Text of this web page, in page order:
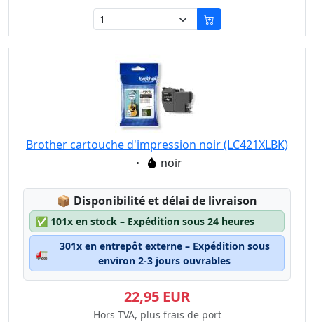
Brother cartouche d'impression noir (LC421XLBK)
Eigenschaft:
noir
📦 Lagerstatus:
Disponibilité et délai de livraison
✅ 101x en stock – Expédition sous 24 heures
🚛
301x en entrepôt externe – Expédition sous
environ 2-3 jours ouvrables
22,95 EUR
Hors TVA, plus frais de port